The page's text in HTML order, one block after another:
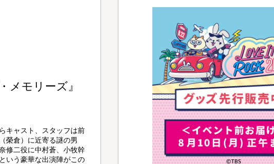
メモリーズ』
キャスト、スタッフは前
榮倉）に近寄る謎の男
修二役に中村蒼、小牧幹
いう豪華な出演陣がこの